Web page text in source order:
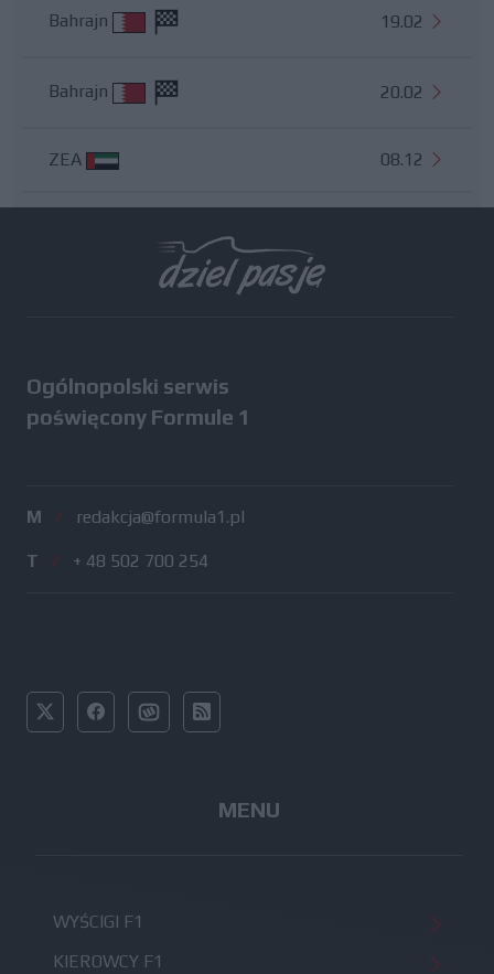
Bahrajn 19.02
Bahrajn 20.02
ZEA 08.12
Ogólnopolski serwis
poświęcony Formule 1
M / redakcja@formula1.pl
T / + 48 502 700 254
MENU
WYŚCIGI F1
KIEROWCY F1